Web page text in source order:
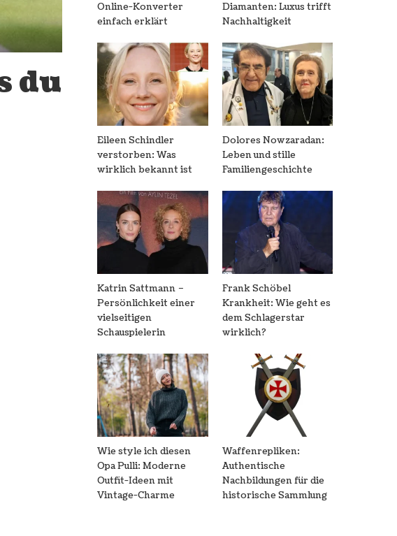
du
Online-Konverter
einfach erklärt
Diamanten: Luxus trifft
Nachhaltigkeit
Eileen Schindler
verstorben: Was
wirklich bekannt ist
Dolores Nowzaradan:
Leben und stille
Familiengeschichte
Katrin Sattmann –
Persönlichkeit einer
vielseitigen
Schauspielerin
Frank Schöbel
Krankheit: Wie geht es
dem Schlagerstar
wirklich?
Wie style ich diesen
Opa Pulli: Moderne
Outfit-Ideen mit
Vintage-Charme
Waffenrepliken:
Authentische
Nachbildungen für die
historische Sammlung